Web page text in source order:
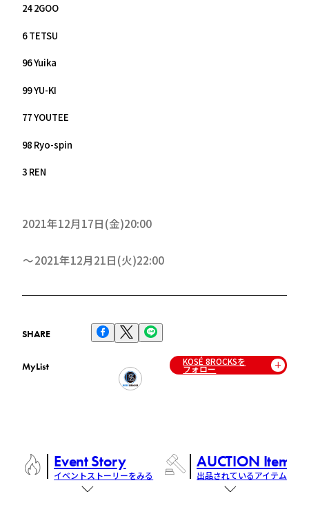
24 2GOO
6 TETSU
96 Yuika
99 YU-KI
77 YOUTEE
98 Ryo-spin
3 REN
2021年12月17日(金)20:00
2021年12月21日(火)22:00
SHARE
MyList KOSÉ 8ROCKSを
フォロー
Event Story
イベントストーリーをみる
AUCTION Items
出品されているアイテム